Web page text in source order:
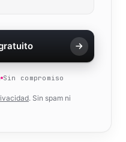
Sin compromiso
. Sin spam ni